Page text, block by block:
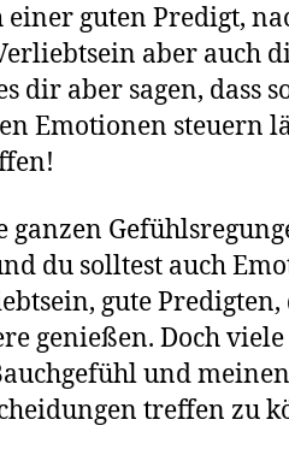
einer guten Predigt,
aber auch
dir aber sagen, dass
Emotionen steuern
ganzen
du solltest auch
gute
genießen. Doch
und
treffen zu